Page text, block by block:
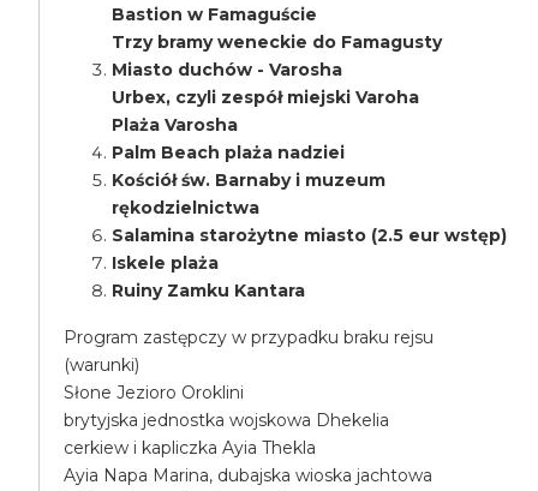
Bastion w Famaguście
Trzy bramy weneckie do Famagusty
Miasto duchów - Varosha
Urbex, czyli zespół miejski Varoha
Plaża Varosha
Palm Beach plaża nadziei
Kościół św. Barnaby i muzeum
rękodzielnictwa
Salamina starożytne miasto (2.5 eur wstęp)
Iskele plaża
Ruiny Zamku Kantara
Program zastępczy w przypadku braku rejsu
(warunki)
Słone Jezioro Oroklini
brytyjska jednostka wojskowa Dhekelia
cerkiew i kapliczka Ayia Thekla
Ayia Napa Marina, dubajska wioska jachtowa